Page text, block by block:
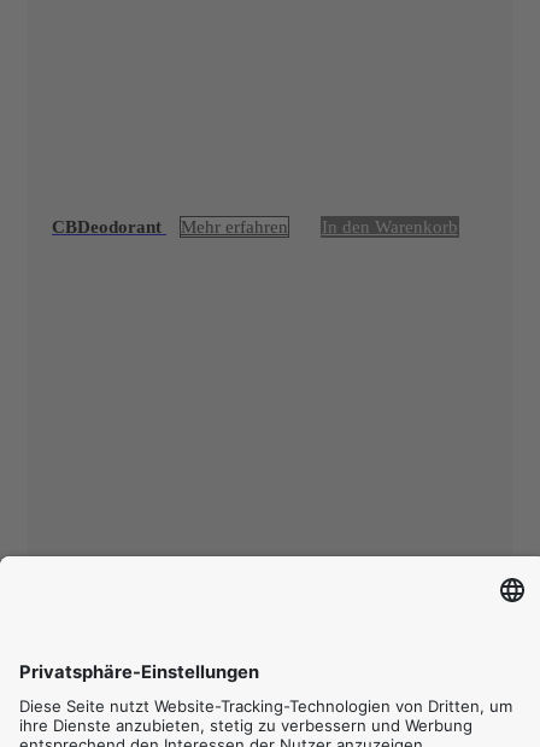
CBDeodorant Mehr erfahren In den Warenkorb